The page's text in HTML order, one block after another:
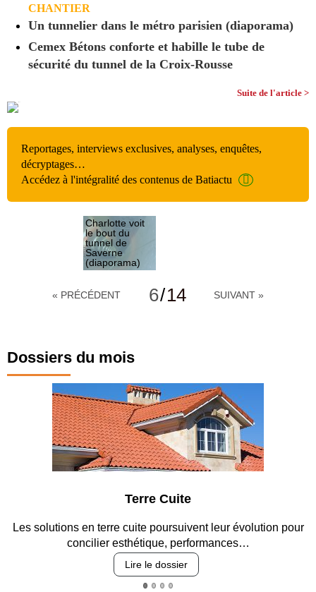
CHANTIER
Un tunnelier dans le métro parisien (diaporama)
Cemex Bétons conforte et habille le tube de
sécurité du tunnel de la Croix-Rousse
Suite de l'article >
Reportages, interviews exclusives, analyses, enquêtes,
décryptages…
Accédez à l'intégralité des contenus de Batiactu
Charlotte voit
le bout du
tunnel de
Saverne
(diaporama)
géologiques
bimode ?
En plein coeur
des Vosges du
Nord
Deux tubes
respectifs de 4
km
Les voussoirs
de 2 mètres
L'entrée du
tube nord
« PRÉCÉDENT 6/14 SUIVANT »
Dossiers du mois
Terre Cuite
Les solutions en terre cuite poursuivent leur évolution pour
concilier esthétique, performances…
Lire le dossier